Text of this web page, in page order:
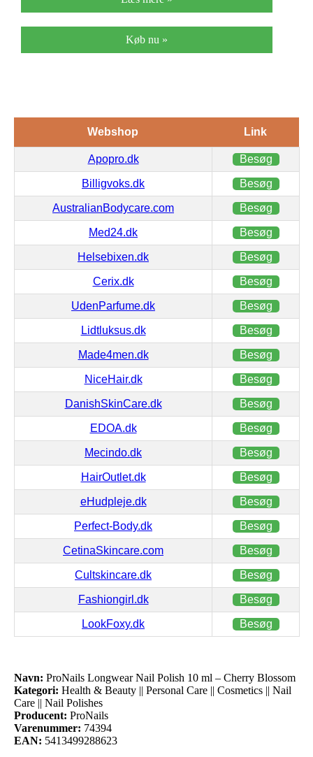
Køb nu »
Webshop Link
Apopro.dk Besøg
Billigvoks.dk Besøg
AustralianBodycare.com Besøg
Med24.dk Besøg
Helsebixen.dk Besøg
Cerix.dk Besøg
UdenParfume.dk Besøg
Lidtluksus.dk Besøg
Made4men.dk Besøg
NiceHair.dk Besøg
DanishSkinCare.dk Besøg
EDOA.dk Besøg
Mecindo.dk Besøg
HairOutlet.dk Besøg
eHudpleje.dk Besøg
Perfect-Body.dk Besøg
CetinaSkincare.com Besøg
Cultskincare.dk Besøg
Fashiongirl.dk Besøg
LookFoxy.dk Besøg
Navn: ProNails Longwear Nail Polish 10 ml – Cherry Blossom
Kategori: Health & Beauty || Personal Care || Cosmetics || Nail
Care || Nail Polishes
Producent: ProNails
Varenummer: 74394
EAN: 5413499288623